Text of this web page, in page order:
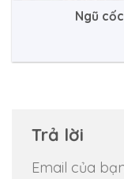
Ngũ
Trả lời
Email của